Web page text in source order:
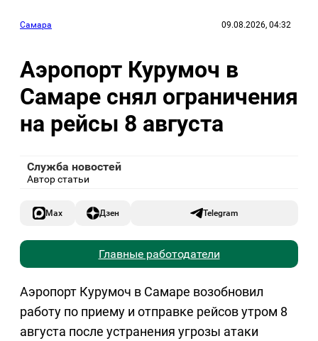
Самара 09.08.2026, 04:32
Аэропорт Курумоч в
Самаре снял ограничения
на рейсы 8 августа
Служба новостей
Автор статьи
Max Дзен Telegram
Главные работодатели
Аэропорт Курумоч в Самаре возобновил
работу по приему и отправке рейсов утром 8
августа после устранения угрозы атаки